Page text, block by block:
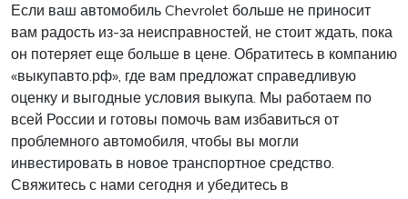
Если ваш автомобиль Chevrolet больше не приносит
вам радость из-за неисправностей, не стоит ждать, пока
он потеряет еще больше в цене. Обратитесь в компанию
«выкупавто.рф», где вам предложат справедливую
оценку и выгодные условия выкупа. Мы работаем по
всей России и готовы помочь вам избавиться от
проблемного автомобиля, чтобы вы могли
инвестировать в новое транспортное средство.
Свяжитесь с нами сегодня и убедитесь в